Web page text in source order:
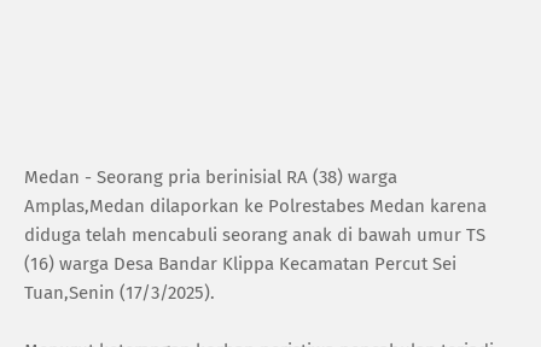
Medan - Seorang pria berinisial RA (38) warga
Amplas,Medan dilaporkan ke Polrestabes Medan karena
diduga telah mencabuli seorang anak di bawah umur TS
(16) warga Desa Bandar Klippa Kecamatan Percut Sei
Tuan,Senin (17/3/2025).